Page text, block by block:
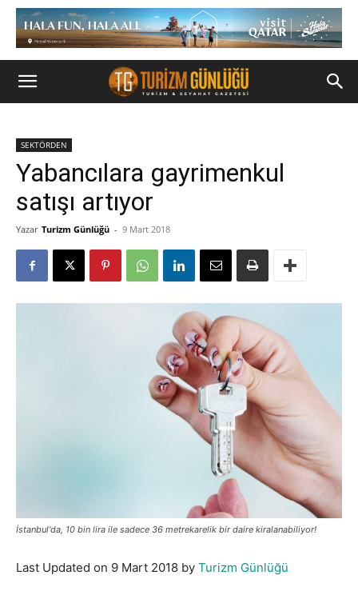
SEKTÖRDEN
Yabancılara gayrimenkul
satışı artıyor
Yazar Turizm Günlüğü - 9 Mart 2018
İstanbul'da, 10 bin lira ile sadece 36 metrekarelik bir daire kiralanabiliyor!
Last Updated on 9 Mart 2018 by Turizm Günlüğü